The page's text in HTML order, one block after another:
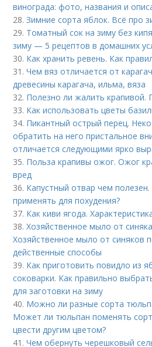
винограда: фото, названия и
28.Зимние сорта яблок. Всё про
29. Томатный сок на зиму без
зиму — 5 рецептов в домашних
30. Как хранить ревень. Как
31.Чем вяз отличается от
древесины карагача, ильма, вяза
32. Полезно ли жалить крапивой.
33. Как использовать цветы
34. Пикантный острый перец.
обратить на него пристальное
отличается следующими ярко
35. Польза крапивы ожог. Ожог
вред
36. Капустный отвар чем
применять для похудения?
37. Как киви ягода.
38.Хозяйственное мыло от
Хозяйственное мыло от синяков
действенные способы
39. Как приготовить повидло из
соковарки. Как правильно
для заготовки на зиму
40. Можно ли разные сорта
Может ли тюльпан поменять
цвести другим цветом?
41.Чем обернуть черешковый